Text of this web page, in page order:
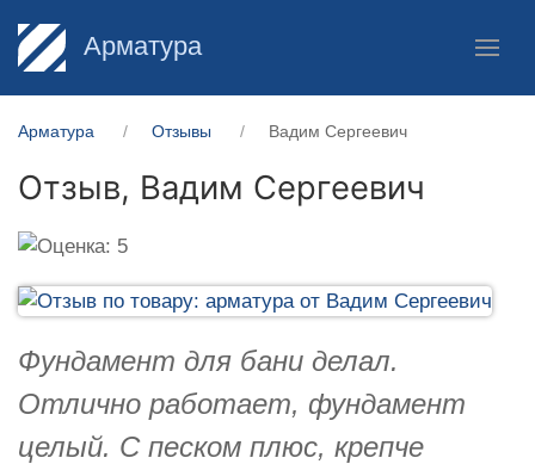
Арматура
Арматура Отзывы Вадим Сергеевич
Отзыв, Вадим Сергеевич
Фундамент для бани делал.
Отлично работает, фундамент
целый. С песком плюс, крепче